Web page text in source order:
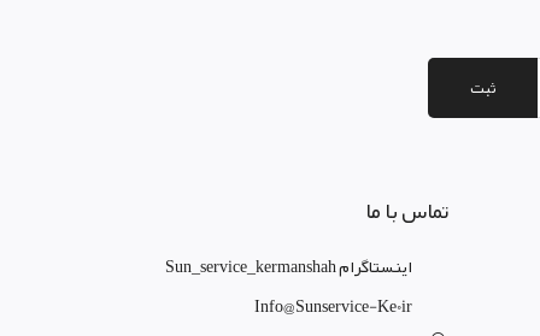
ثبت
تماس با ما
اینستاگرام Sun_service_kermanshah
Info@sunservice-Ke0ir